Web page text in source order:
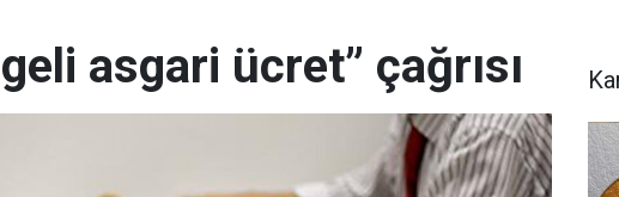
asgari ücret” çağrısı